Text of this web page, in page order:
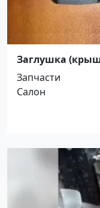
Заглушка
безопасности
Запчасти
Салон